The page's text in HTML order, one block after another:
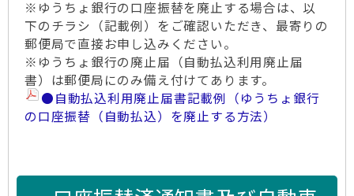
※ゆうちょ銀行の口座振替を廃止する場合は、以
下のチラシ（記載例）をご確認いただき、最寄りの
郵便局で直接お申し込みください。
※ゆうちょ銀行の廃止届（自動払込利用廃止届
書）は郵便局にのみ備え付けてあります。
●自動払込利用廃止届書記載例（ゆうちょ銀行
の口座振替（自動払込）を廃止する方法）